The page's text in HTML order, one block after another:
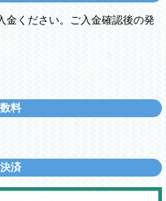
金ください。ご入金確認後の発
料
済